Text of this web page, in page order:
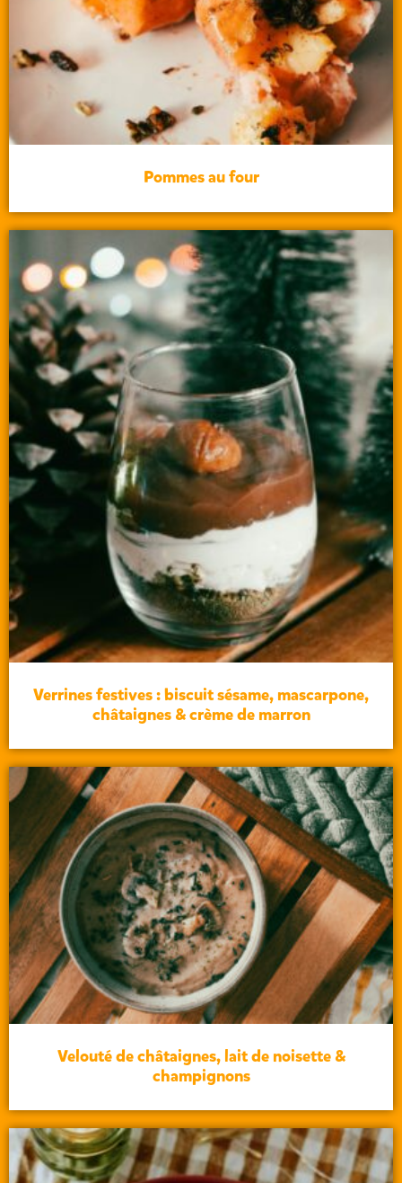
Pommes au four
Verrines festives : biscuit sésame, mascarpone,
châtaignes & crème de marron
Velouté de châtaignes, lait de noisette &
champignons